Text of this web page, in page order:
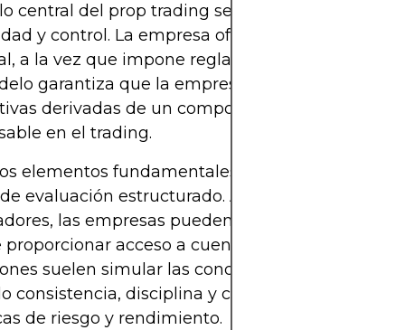
central del prop trading se basa en un
y control. La empresa ofrece oportunidades
a la vez que impone reglas que minimizan el
garantiza que la empresa no se enfrente a
derivadas de un comportamiento inexperto
en el trading.
elementos fundamentales de este modelo es
evaluación estructurado. Al evaluar las
las empresas pueden identificar el talento
acceso a cuentas con fondos. Las
suelen simular las condiciones reales de
consistencia, disciplina y cumplimiento de
de riesgo y rendimiento.